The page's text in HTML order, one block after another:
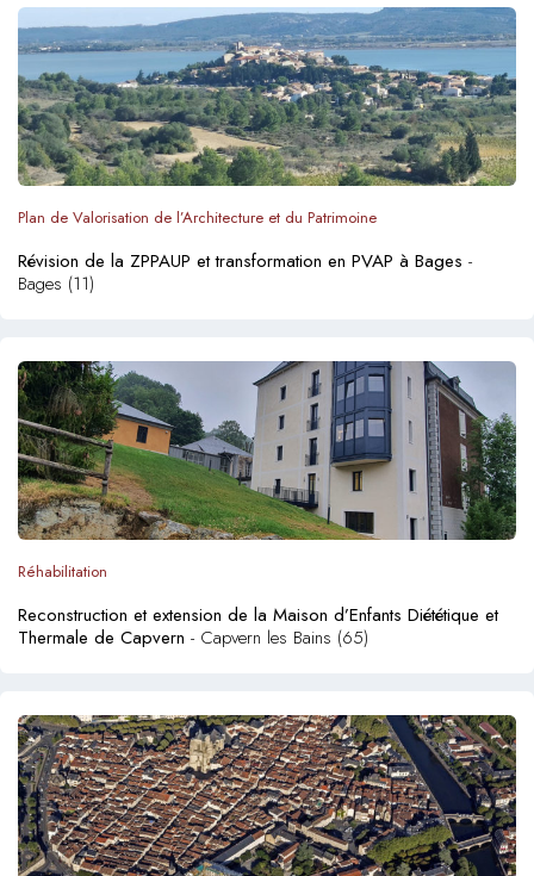
Plan de Valorisation de l’Architecture et du Patrimoine
Révision de la ZPPAUP et transformation en PVAP à Bages -
Bages (11)
Réhabilitation
Reconstruction et extension de la Maison d’Enfants Diététique et
Thermale de Capvern - Capvern les Bains (65)